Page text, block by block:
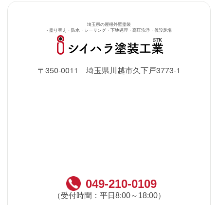
埼玉県の屋根外壁塗装
- 塗り替え・防水・シーリング・下地処理・高圧洗浄・仮設足場
〒350-0011 埼玉県川越市久下戸3773-1
049-210-0109
（受付時間：平日8:00～18:00）